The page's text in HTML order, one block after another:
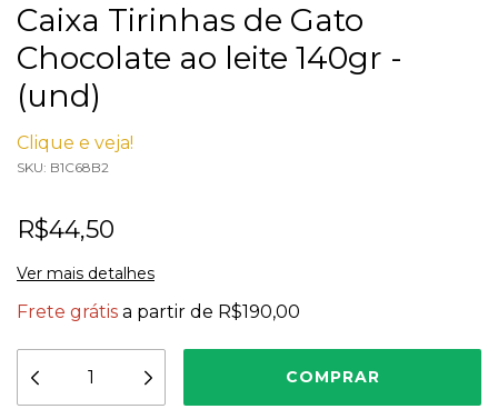
Caixa Tirinhas de Gato
Chocolate ao leite 140gr -
(und)
Clique e veja!
SKU: B1C68B2
R$44,50
Ver mais detalhes
Frete grátis a partir de R$190,00